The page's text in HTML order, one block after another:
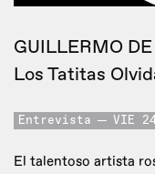
GUILLERMO
Los Tatitas
Entrevista VIE
El talentoso artista